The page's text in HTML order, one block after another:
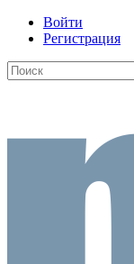
Войти
Регистрация